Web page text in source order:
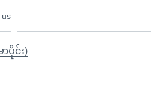
us
ပိုင်း)